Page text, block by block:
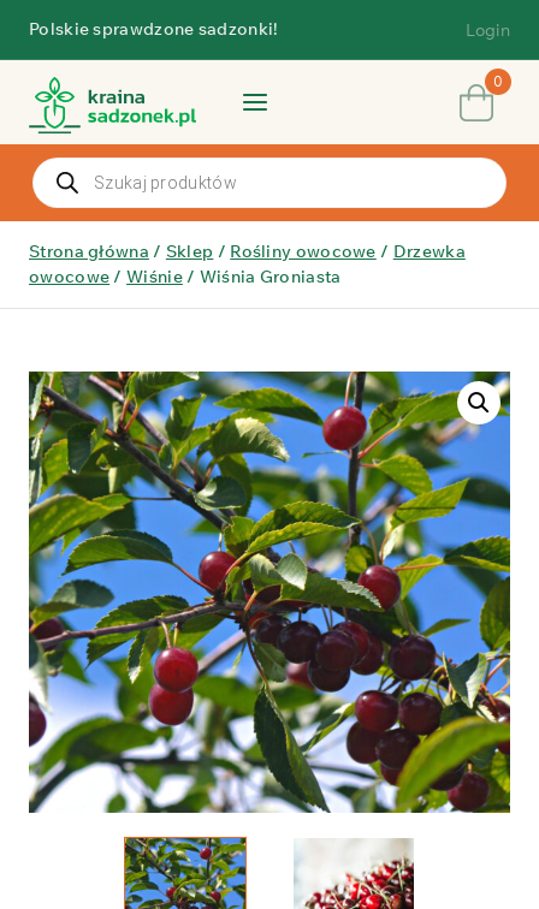
treści
Polskie sprawdzone sadzonki! Login
0
Wyszukiwarka
produktów
Strona główna / Sklep / Rośliny owocowe / Drzewka
owocowe / Wiśnie / Wiśnia Groniasta